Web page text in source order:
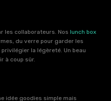
les collaborateurs. Nos lunch box
du verre pour garder les
la légèreté. Un beau
à coup sûr.
idée goodies simple mais